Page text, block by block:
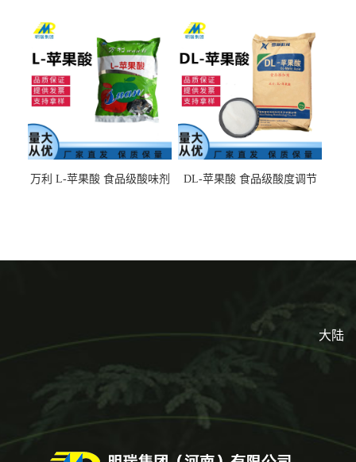
1kg/袋
万利 L-苹果酸 食品级酸味剂
DL-苹果酸 食品级酸度调节
大陆